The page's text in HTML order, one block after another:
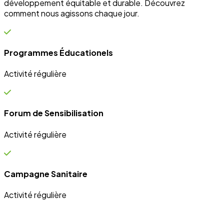
développement équitable et durable. Découvrez
comment nous agissons chaque jour.
Programmes Éducationels
Activité régulière
Forum de Sensibilisation
Activité régulière
Campagne Sanitaire
Activité régulière